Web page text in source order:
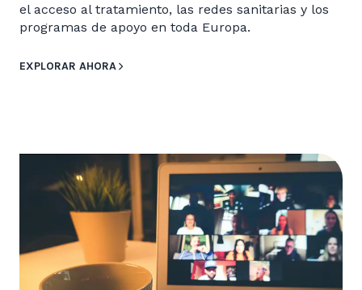
el acceso al tratamiento, las redes sanitarias y los
programas de apoyo en toda Europa.
EXPLORAR AHORA